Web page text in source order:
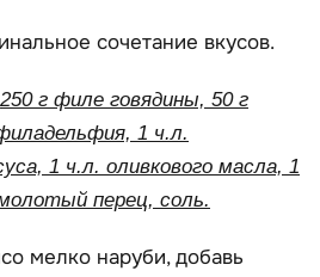
сочетание вкусов.
250 г филе говядины, 50 г
1 ч.л.
1 ч.л. оливкового масла, 1
перец, соль.
мелко наруби, добавь